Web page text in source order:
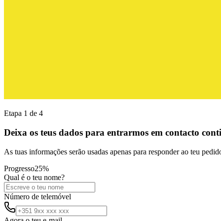
Etapa 1 de 4
Deixa os teus dados para entrarmos em contacto
As tuas informações serão usadas apenas para responder ao teu
Progresso25%
Qual é o teu nome?
Número de telemóvel